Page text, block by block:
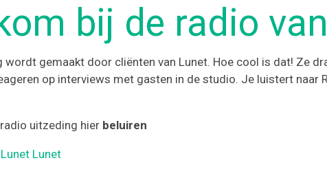
bij de radio
wordt gemaakt door cliënten van Lunet. Hoe cool is dat! Ze
op interviews met gasten in de studio. Je luistert
uitzeding hier beluiren
Lunet